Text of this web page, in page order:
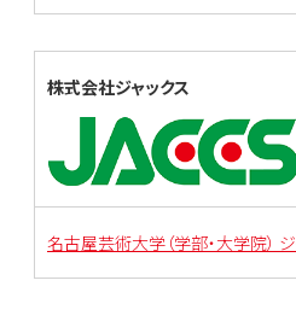
株式会社ジャックス
名古屋芸術大学（学部・大学院）